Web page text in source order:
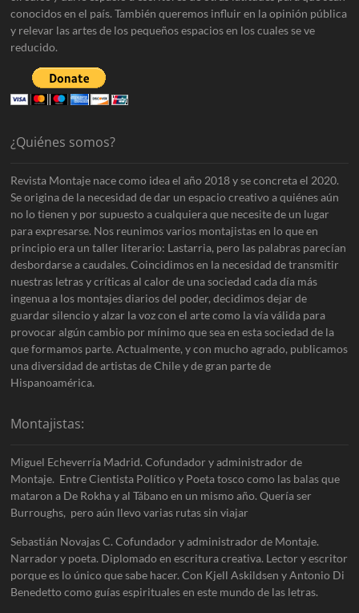
conocidos en el país. También queremos influir en la opinión pública
y relevar las artes de los pequeños espacios en los cuales se ve
reducido.
¿Quiénes somos?
Revista Montaje nace como idea el año 2018 y se concreta el 2020.
Se origina de la necesidad de dar un espacio creativo a quiénes aún
no lo tienen y por supuesto a cualquiera que necesite de un lugar
para expresarse. Nos reunimos varios montajistas en lo que en
principio era un taller literario: Lastarria, pero las palabras parecían
desbordarse a caudales. Coincidimos en la necesidad de transmitir
nuestras letras y críticas al calor de una sociedad cada día más
ingenua a los montajes diarios del poder, decidimos dejar de
guardar silencio y alzar la voz con el arte como la vía válida para
provocar algún cambio por mínimo que sea en esta sociedad de la
que formamos parte. Actualmente, y con mucho agrado, publicamos
una diversidad de artistas de Chile y de gran parte de
Hispanoamérica.
Montajistas:
Miguel Echeverría Madrid. Cofundador y administrador de
Montaje. Entre Cientista Político y Poeta tosco como las balas que
mataron a De Rokha y al Tábano en un mismo año. Quería ser
Burroughs, pero aún llevo varias rutas sin viajar
Sebastián Novajas C. Cofundador y administrador de Montaje.
Narrador y poeta. Diplomado en escritura creativa. Lector y escritor
porque es lo único que sabe hacer. Con Kjell Askildsen y Antonio Di
Benedetto como guías espirituales en este mundo de las letras.